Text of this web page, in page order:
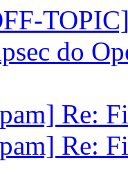
do
Re:
Re: